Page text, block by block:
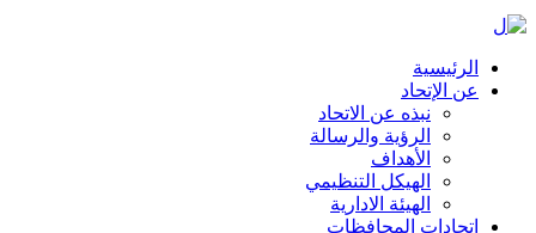
Main
navigation
الرئيسية
عن الإتحاد
نبذه عن الاتحاد
الرؤية والرسالة
الأهداف
الهيكل التنظيمي
الهيئة الادارية
اتحادات المحافظات